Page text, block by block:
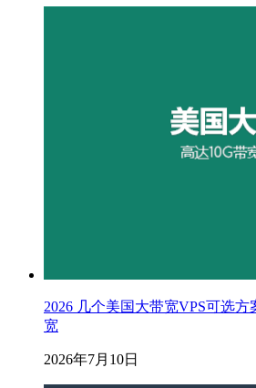
2026 几个美国大带宽VPS可选
宽
2026年7月10日